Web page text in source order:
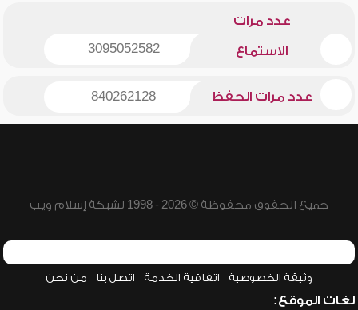
عدد مرات
الاستماع 3095052582
عدد مرات الحفظ 840262128
جميع الحقوق محفوظة © 2026 - 1998 لشبكة إسلام ويب
وثيقة الخصوصية اتفاقية الخدمة اتصل بنا من نحن
لغات الموقع: